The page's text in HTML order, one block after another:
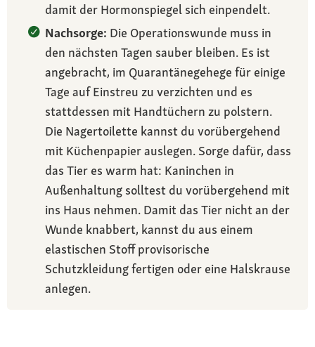
damit der Hormonspiegel sich einpendelt.
Nachsorge: Die Operationswunde muss in
den nächsten Tagen sauber bleiben. Es ist
angebracht, im Quarantänegehege für einige
Tage auf Einstreu zu verzichten und es
stattdessen mit Handtüchern zu polstern.
Die Nagertoilette kannst du vorübergehend
mit Küchenpapier auslegen. Sorge dafür, dass
das Tier es warm hat: Kaninchen in
Außenhaltung solltest du vorübergehend mit
ins Haus nehmen. Damit das Tier nicht an der
Wunde knabbert, kannst du aus einem
elastischen Stoff provisorische
Schutzkleidung fertigen oder eine Halskrause
anlegen.